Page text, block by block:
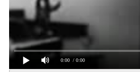
0:00 / 0:00